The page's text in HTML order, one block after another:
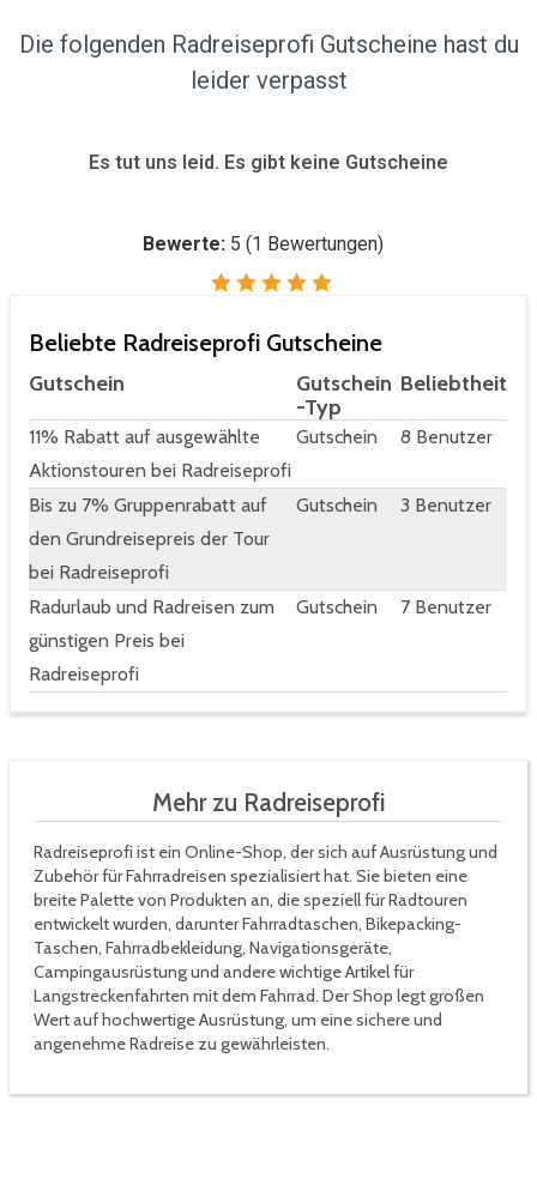
Die folgenden Radreiseprofi Gutscheine hast du
leider verpasst
Es tut uns leid. Es gibt keine Gutscheine
Bewerte: 5 (1 Bewertungen)
Beliebte Radreiseprofi Gutscheine
Gutschein
Gutschein
-Typ
Beliebtheit
11% Rabatt auf ausgewählte
Aktionstouren bei Radreiseprofi
Gutschein 8 Benutzer
Bis zu 7% Gruppenrabatt auf
den Grundreisepreis der Tour
bei Radreiseprofi
Gutschein 3 Benutzer
Radurlaub und Radreisen zum
günstigen Preis bei
Radreiseprofi
Gutschein 7 Benutzer
Mehr zu Radreiseprofi
Radreiseprofi ist ein Online-Shop, der sich auf Ausrüstung und
Zubehör für Fahrradreisen spezialisiert hat. Sie bieten eine
breite Palette von Produkten an, die speziell für Radtouren
entwickelt wurden, darunter Fahrradtaschen, Bikepacking-
Taschen, Fahrradbekleidung, Navigationsgeräte,
Campingausrüstung und andere wichtige Artikel für
Langstreckenfahrten mit dem Fahrrad. Der Shop legt großen
Wert auf hochwertige Ausrüstung, um eine sichere und
angenehme Radreise zu gewährleisten.